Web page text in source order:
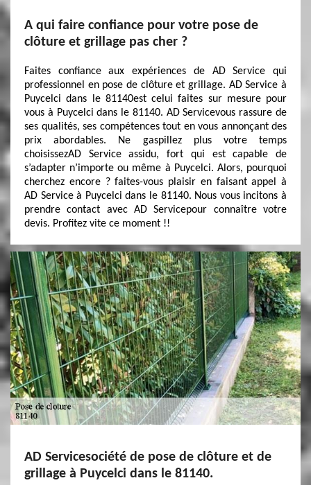
A qui faire confiance pour votre pose de
clôture et grillage pas cher ?
Faites confiance aux expériences de AD Service qui
professionnel en pose de clôture et grillage. AD Service à
Puycelci dans le 81140est celui faites sur mesure pour
vous à Puycelci dans le 81140. AD Servicevous rassure de
ses qualités, ses compétences tout en vous annonçant des
prix abordables. Ne gaspillez plus votre temps
choisissezAD Service assidu, fort qui est capable de
s’adapter n’importe ou même à Puycelci. Alors, pourquoi
cherchez encore ? faites-vous plaisir en faisant appel à
AD Service à Puycelci dans le 81140. Nous vous incitons à
prendre contact avec AD Servicepour connaître votre
devis. Profitez vite ce moment !!
AD Servicesociété de pose de clôture et de
grillage à Puycelci dans le 81140.